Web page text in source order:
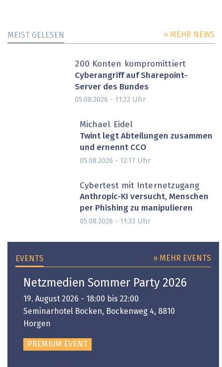
MEIST GELESEN » MEHR NEWS
200 Konten kompromittiert
Cyberangriff auf Sharepoint-
Server des Bundes
05.08.2026 - 11:22 Uhr
Michael Eidel
Twint legt Abteilungen zusammen
und ernennt CCO
05.08.2026 - 12:17 Uhr
Cybertest mit Internetzugang
Anthropic-KI versucht, Menschen
per Phishing zu manipulieren
05.08.2026 - 11:33 Uhr
EVENTS » MEHR EVENTS
Netzmedien Sommer Party 2026
19. August 2026 - 18:00 bis 22:00
Seminarhotel Bocken, Bockenweg 4, 8810
Horgen
PREMIUM EVENT